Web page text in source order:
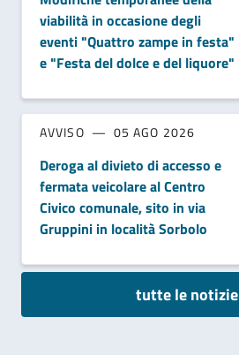
viabilità in occasione degli
eventi "Quattro zampe in festa"
e "Festa del dolce e del liquore"
AVVISO 05 AGO 2026
Deroga al divieto di accesso e
fermata veicolare al Centro
Civico comunale, sito in via
Gruppini in località Sorbolo
tutte le notizie